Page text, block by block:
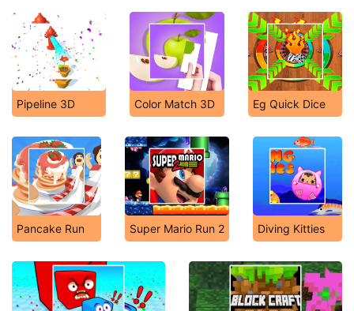
Pipeline 3D Color Match 3D Eg Quick Dice
Pancake Run Super Mario Run 2 Diving Kitties